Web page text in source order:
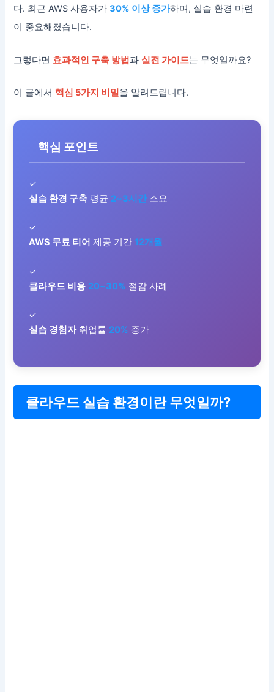
다. 최근 AWS 사용자가30% 이상 증가하며, 실습 환경 마련
이 중요해졌습니다.
그렇다면 효과적인 구축 방법과 실전 가이드는 무엇일까요?
이 글에서 핵심 5가지 비밀을 알려드립니다.
핵심 포인트
✓
실습 환경 구축 평균 2~3시간 소요
✓
AWS 무료 티어 제공 기간 12개월
✓
클라우드 비용 20~30% 절감 사례
✓
실습 경험자취업률 20% 증가
클라우드 실습 환경이란 무엇일까?